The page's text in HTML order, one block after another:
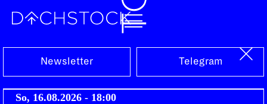
Sa, 01.03.2025
Newsletter Telegram
So, 16.08.2026 - 18:00